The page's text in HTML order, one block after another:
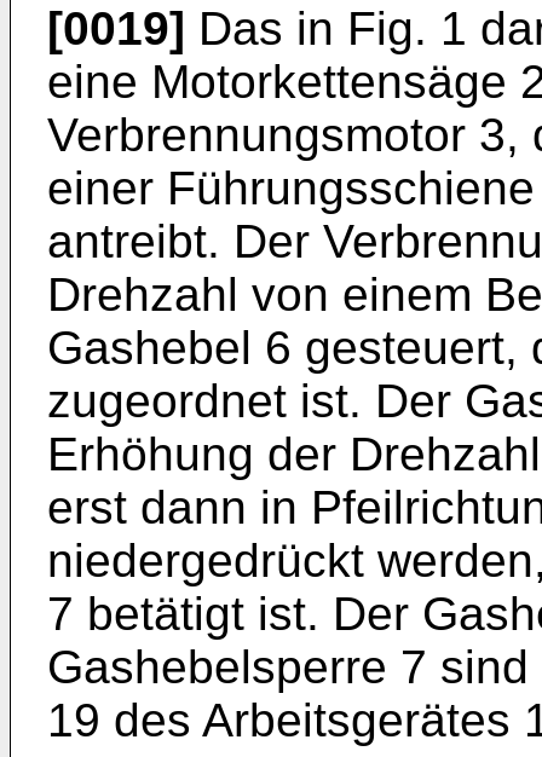
[0019] Das in Fig. 1
eine Motorkettensäge
Verbrennungsmotor
einer
antreibt. Der
Drehzahl von einem
Gashebel 6 gesteuert,
zugeordnet ist. Der
Erhöhung der
erst dann in
niedergedrückt
7 betätigt ist. Der
Gashebelsperre 7
19 des Arbeitsgerätes